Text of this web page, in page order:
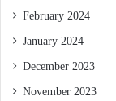
February 2024
January 2024
December 2023
November 2023